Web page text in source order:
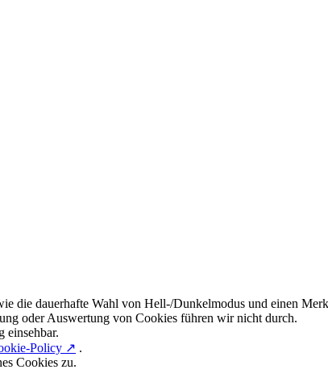
die dauerhafte Wahl von Hell-/Dunkelmodus und einen
oder Auswertung von Cookies führen wir nicht durch.
einsehbar.
Policy ↗ .
Cookies zu.